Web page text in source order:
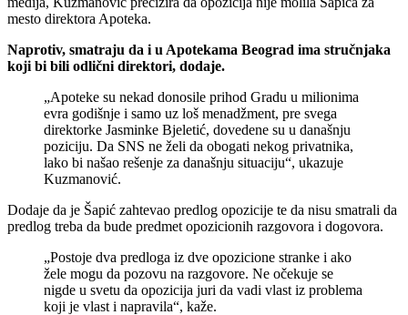
mesto direktora Apoteka.
Naprotiv, smatraju da i u Apotekama Beograd ima stručnjaka
koji bi bili odlični direktori, dodaje.
„Apoteke su nekad donosile prihod Gradu u milionima
evra godišnje i samo uz loš menadžment, pre svega
direktorke Jasminke Bjeletić, dovedene su u današnju
poziciju. Da SNS ne želi da obogati nekog privatnika,
lako bi našao rešenje za današnju situaciju“, ukazuje
Kuzmanović.
Dodaje da je Šapić zahtevao predlog opozicije te da nisu smatrali da
predlog treba da bude predmet opozicionih razgovora i dogovora.
„Postoje dva predloga iz dve opozicione stranke i ako
žele mogu da pozovu na razgovore. Ne očekuje se
nigde u svetu da opozicija juri da vadi vlast iz problema
koji je vlast i napravila“, kaže.